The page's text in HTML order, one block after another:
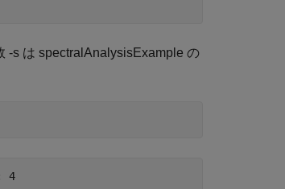
-s は spectralAnalysisExample の
4